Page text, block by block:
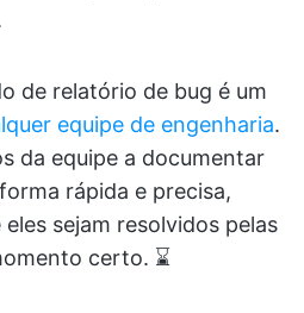
de relatório de bug é um
equipe de engenharia.
da equipe a documentar
rápida e precisa,
sejam resolvidos pelas
certo. ⌛